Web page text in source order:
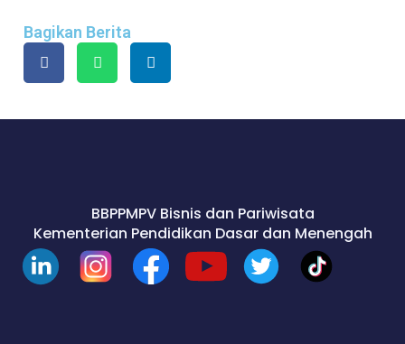
Bagikan Berita
BBPPMPV Bisnis dan Pariwisata
Kementerian Pendidikan Dasar dan Menengah